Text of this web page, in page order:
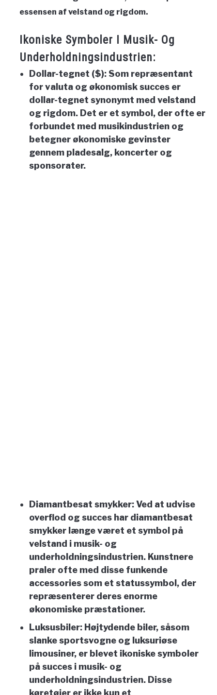
essensen af velstand og rigdom.
Ikoniske Symboler I Musik- Og
Underholdningsindustrien:
Dollar-tegnet ($): Som repræsentant
for valuta og økonomisk succes er
dollar-tegnet synonymt med velstand
og rigdom. Det er et symbol, der ofte er
forbundet med musikindustrien og
betegner økonomiske gevinster
gennem pladesalg, koncerter og
sponsorater.
Diamantbesat smykker:Ved at udvise
overflod og succes har diamantbesat
smykker længe været et symbol på
velstand i musik- og
underholdningsindustrien. Kunstnere
praler ofte med disse funkende
accessories som et statussymbol, der
repræsenterer deres enorme
økonomiske præstationer.
Luksusbiler: Højtydende biler, såsom
slanke sportsvogne og luksuriøse
limousiner, er blevet ikoniske symboler
på succes i musik- og
underholdningsindustrien. Disse
køretøjer er ikke kun et